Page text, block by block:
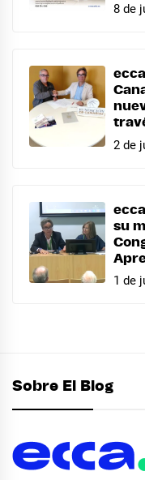
8 de
2 de
su
1 de
Sobre El Blog